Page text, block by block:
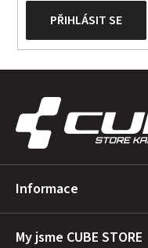
PŘIHLÁSIT SE
Informace
My jsme CUBE STORE